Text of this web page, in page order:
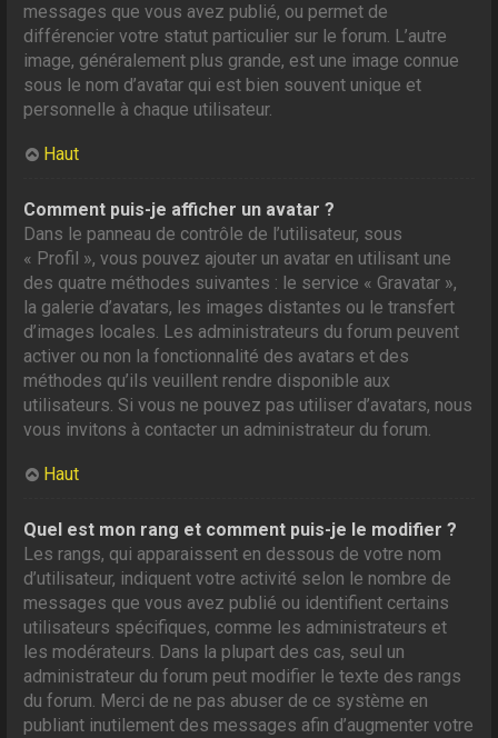
messages que vous avez publié, ou permet de
différencier votre statut particulier sur le forum. L’autre
image, généralement plus grande, est une image connue
sous le nom d’avatar qui est bien souvent unique et
personnelle à chaque utilisateur.
Haut
Comment puis-je afficher un avatar ?
Dans le panneau de contrôle de l’utilisateur, sous
« Profil », vous pouvez ajouter un avatar en utilisant une
des quatre méthodes suivantes : le service « Gravatar »,
la galerie d’avatars, les images distantes ou le transfert
d’images locales. Les administrateurs du forum peuvent
activer ou non la fonctionnalité des avatars et des
méthodes qu’ils veuillent rendre disponible aux
utilisateurs. Si vous ne pouvez pas utiliser d’avatars, nous
vous invitons à contacter un administrateur du forum.
Haut
Quel est mon rang et comment puis-je le modifier ?
Les rangs, qui apparaissent en dessous de votre nom
d’utilisateur, indiquent votre activité selon le nombre de
messages que vous avez publié ou identifient certains
utilisateurs spécifiques, comme les administrateurs et
les modérateurs. Dans la plupart des cas, seul un
administrateur du forum peut modifier le texte des rangs
du forum. Merci de ne pas abuser de ce système en
publiant inutilement des messages afin d’augmenter votre